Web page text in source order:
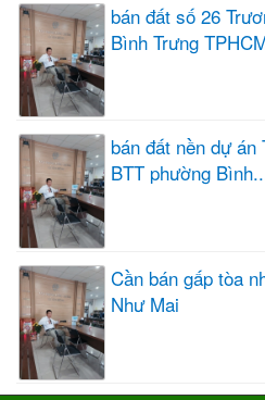
bán đất số 26
Bình Trưng
bán đất nền dự
BTT phường
Cần bán gấp tòa
Như Mai